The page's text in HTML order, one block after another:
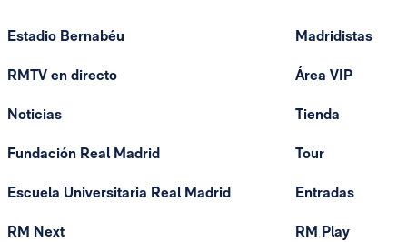
Estadio Bernabéu
RMTV en directo
Noticias
Fundación Real Madrid
Escuela Universitaria Real Madrid
RM Next
Madridistas
Área VIP
Tienda
Tour
Entradas
RM Play